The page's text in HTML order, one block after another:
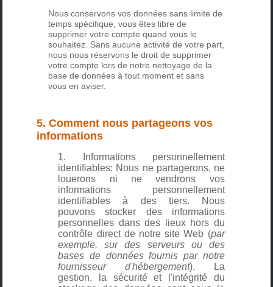
Nous conservons vos données sans limite de
temps spécifique, vous êtes libre de
supprimer votre compte quand vous le
souhaitez. Sans aucune activité de votre part,
nous nous réservons le droit de supprimer
votre compte lors de notre nettoyage de la
base de données à tout moment et sans
vous en aviser.
5. Comment nous partageons vos
informations
Informations personnellement
identifiables: Nous ne partagerons, ne
louerons ni ne vendrons vos
informations personnellement
identifiables à des tiers. Nous
pouvons stocker des informations
personnelles dans des lieux hors du
contrôle direct de notre site Web (par
exemple, sur des serveurs ou des
bases de données fournis par notre
fournisseur d'hébergement). La
gestion, la sécurité et l'intégrité du